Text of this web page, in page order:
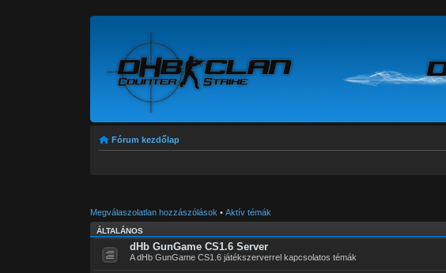
Fórum kezdőlap
Megválaszolatlan hozzászólások •Aktív témák
ÁLTALÁNOS
dHb GunGame CS1.6 Server
A dHb GunGame CS1.6 játékszerverrel kapcsolatos témák